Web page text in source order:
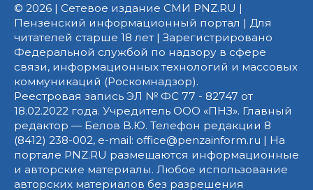
© 2026 | Сетевое издание СМИ PNZ.RU |
Пензенский информационный портал | Для
читателей старше 18 лет | Зарегистрировано
Федеральной службой по надзору в сфере
связи, информационных технологий и массовых
коммуникаций (Роскомнадзор).
Реестровая запись ЭЛ № ФС 77 - 82747 от
18.02.2022 года. Учредитель ООО «ПНЗ». Главный
редактор — Белов В.Ю. Телефон редакции 8
(8412) 238-002, e-mail: office@penzainform.ru | На
портале PNZ.RU размещаются информационные
и авторские материалы. Любое использование
авторских материалов без разрешения